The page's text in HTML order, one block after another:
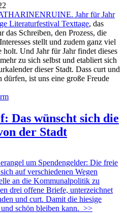
Jahr für Jahr
Literaturfestival Texttage, das
das Schreiben, den Prozess, die
stellt und zudem ganz viel
holt. Und Jahr für Jahr findet dieses
zu sich selbst und etabliert sich
dieser Stadt. Dass curt und
ist uns eine große Freude
Das wünscht sich die
der Stadt
um Spendengelder: Die freie
auf verschiedenen Wegen
an die Kommunalpolitik zu
drei offene Briefe, unterzeichnet
und curt. Damit die hiesige
schön bleiben kann. >>